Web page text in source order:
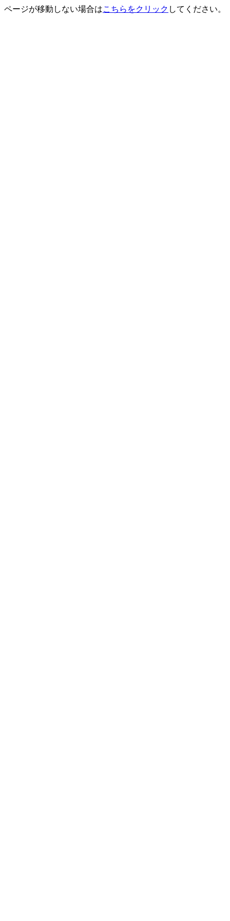
ページが移動しない場合はこちらをクリック してください。